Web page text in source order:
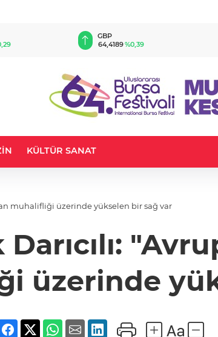
GBP
64,4189%0,39
KÜLTÜR SANAT
muhalifliği üzerinde yükselen bir sağ var
üzerinde